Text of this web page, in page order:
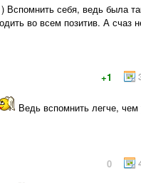
Вспомнить себя, ведь была
во всем позитив. А счаз
+1
Ведь вспомнить легче, чем
0